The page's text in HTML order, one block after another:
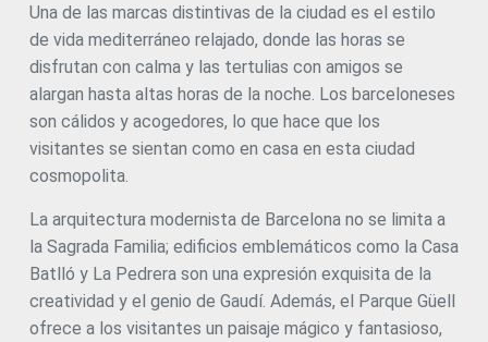
Una de las marcas distintivas de la ciudad es el estilo
de vida mediterráneo relajado, donde las horas se
disfrutan con calma y las tertulias con amigos se
alargan hasta altas horas de la noche. Los barceloneses
son cálidos y acogedores, lo que hace que los
visitantes se sientan como en casa en esta ciudad
cosmopolita.
La arquitectura modernista de Barcelona no se limita a
la Sagrada Familia; edificios emblemáticos como la Casa
Batlló y La Pedrera son una expresión exquisita de la
creatividad y el genio de Gaudí. Además, el Parque Güell
ofrece a los visitantes un paisaje mágico y fantasioso,